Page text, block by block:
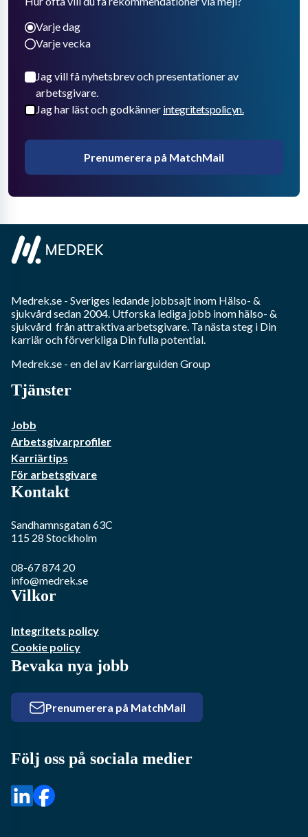
Varje dag
Varje vecka
Jag vill få nyhetsbrev och presentationer av
arbetsgivare.
Jag har läst och godkänner integritetspolicyn.
Prenumerera på MatchMail
Medrek.se - Sveriges ledande jobbsajt inom Hälso- &
sjukvårdsedan 2004. Utforska lediga jobb inomhälso- &
sjukvård från attraktiva arbetsgivare. Ta nästa steg i Din
karriär och förverkliga Din fulla potential.
Medrek.se - en del av Karriarguiden Group
Tjänster
Jobb
Arbetsgivarprofiler
Karriärtips
För arbetsgivare
Kontakt
Sandhamnsgatan 63C
115 28 Stockholm
08-67 874 20
info@medrek.se
Vilkor
Integritets policy
Cookie policy
Bevaka nya jobb
Prenumerera på MatchMail
Följ oss på sociala medier